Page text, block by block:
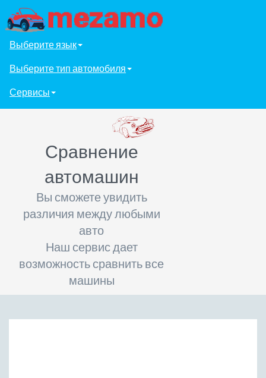
Выберите язык
Выберите тип автомобиля
Сервисы
Сравнение
автомашин
Вы сможете увидить
различия между любыми
авто
Наш сервис дает
возможность сравнить все
машины